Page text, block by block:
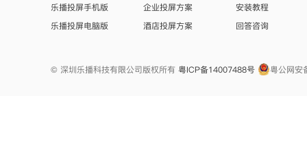
乐播投屏手机版
乐播投屏电脑版
企业投屏方案
酒店投屏方案
安装教程
回答咨询
© 深圳乐播科技有限公司版权所有 粤ICP备14007488号 粤公网安